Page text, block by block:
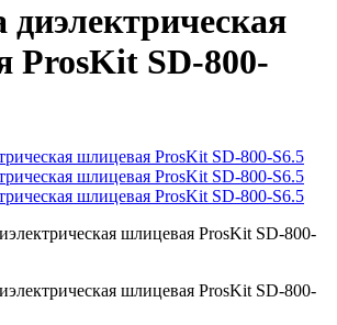
диэлектрическая
ProsKit SD-800-